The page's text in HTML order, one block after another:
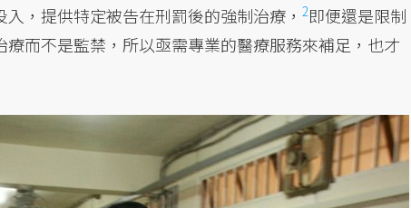
，提供特定被告在刑罰後的強制治療， 2即便還是限制
而不是監禁，所以亟需專業的醫療服務來補足，也才